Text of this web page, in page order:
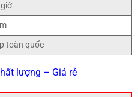
toàn quốc
lượng – Giá rẻ